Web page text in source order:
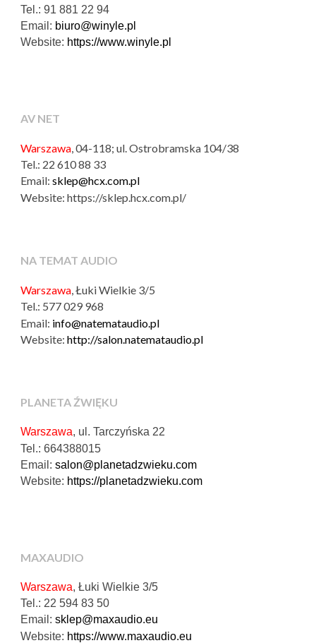
Tel.: 91 881 22 94
Email: biuro@winyle.pl
Website: https://www.winyle.pl
AV NET
Warszawa , 04-118;ul. Ostrobramska 104/38
Tel.: 22 610 88 33
Email:sklep@hcx.com.pl
Website:https://sklep.hcx.com.pl/
NA TEMAT AUDIO
Warszawa, Łuki Wielkie 3/5
Tel.: 577 029 968
Email: info@natemataudio.pl
Website:http://salon.natemataudio.pl
PLANETA ŹWIĘKU
Warszawa, ul. Tarczyńska 22
Tel.: 664388015
Email:salon@planetadzwieku.com
Website: https://planetadzwieku.com
MAXAUDIO
Warszawa, Łuki Wielkie 3/5
Tel.: 22 594 83 50
Email:sklep@maxaudio.eu
Website: https://www.maxaudio.eu